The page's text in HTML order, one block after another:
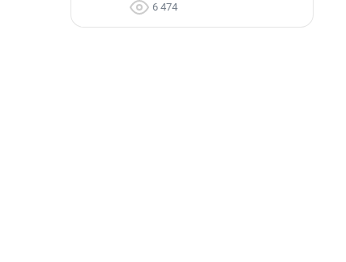
6 474